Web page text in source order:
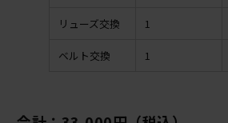
リューズ交換 1
ベルト交換 1